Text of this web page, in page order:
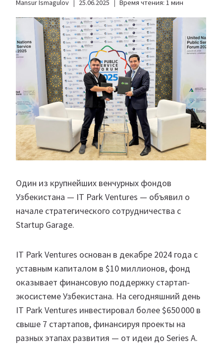
Mansur Ismagulov 25.06.2025 Время чтения: 1 мин
Один из крупнейших венчурных фондов
Узбекистана — IT Park Ventures — объявил о
начале стратегического сотрудничества с
Startup Garage.
IT Park Ventures основан в декабре 2024 года с
уставным капиталом в $10 миллионов, фонд
оказывает финансовую поддержку стартап-
экосистеме Узбекистана. На сегодняшний день
IT Park Ventures инвестировал более $650 000 в
свыше 7 стартапов, финансируя проекты на
разных этапах развития — от идеи до Series A.